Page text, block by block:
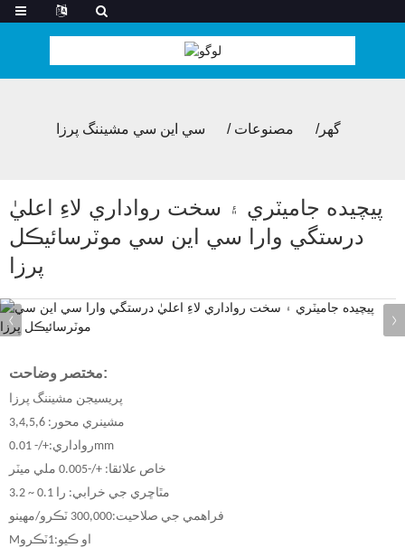
گھر مصنوعات سي اين سي مشيننگ پرزا
پيچيده جاميٽري ۽ سخت رواداري لاءِ اعليٰ
درستگي وارا سي اين سي موٽرسائيڪل
پرزا
مختصر وضاحت:
پريسيجن مشيننگ پرزا
مشينري محور: 3,4,5,6
رواداري:+/- 0.01mm
خاص علائقا: +/-0.005 ملي ميٽر
مٿاڇري جي خرابي: را 0.1 ~ 3.2
فراهمي جي صلاحيت:
300,000 ٽڪرو/مهينو
M
او ڪيو:1ٽڪرو